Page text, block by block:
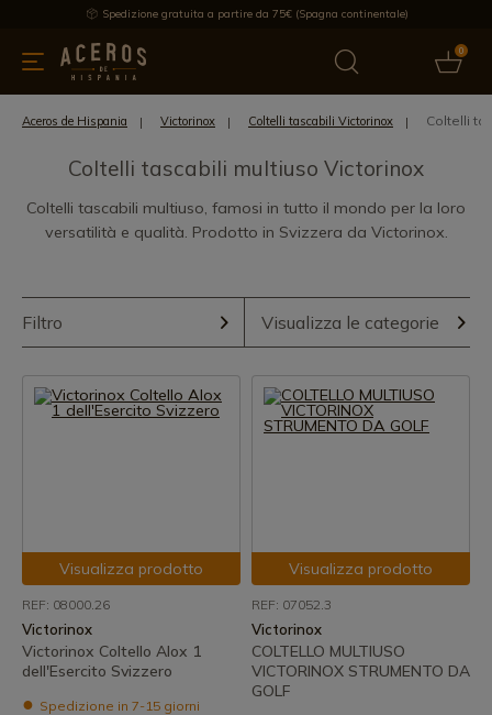
Spedizione gratuita a partire da 75€ (Spagna continentale)
0
cucina Offre Ultime notizie Venduti Marche
Aceros de Hispania Victorinox Coltelli tascabili Victorinox Coltelli
Coltelli tascabili multiuso Victorinox
Coltelli tascabili multiuso, famosi in tutto il mondo per la loro
versatilità e qualità. Prodotto in Svizzera da Victorinox.
Filtro Visualizza le categorie
Visualizza prodotto
REF: 08000.26
Victorinox
Victorinox Coltello Alox 1
dell'Esercito Svizzero
Spedizione in 7-15 giorni
Visualizza prodotto
REF: 07052.3
Victorinox
COLTELLO MULTIUSO
VICTORINOX STRUMENTO DA
GOLF